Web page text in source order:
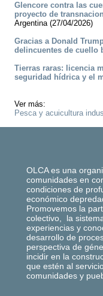
Glencore contra las
proyecto de
Argentina (27/04/2026)
Gracias a Donald
delincuentes de cuello
Tierras raras: licencia
seguridad hídrica y el
Ver más:
Pesca y acuicultura
OLCA es una
comunidades en
condiciones de
económico
Promovemos la
colectivo, la
experiencias y
desarrollo de
perspectiva de
incidir en la
que estén al
comunidades y